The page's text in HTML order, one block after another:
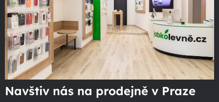
Navštiv nás na prodejně v Praze